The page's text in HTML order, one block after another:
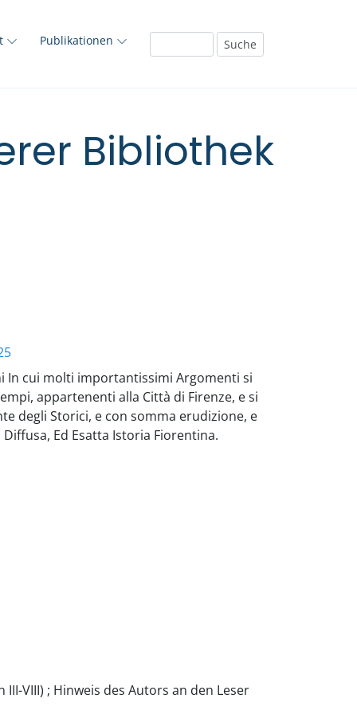
Publikationen
Bibliothek
In cui molti importantissimi Argomenti si
appartenenti alla Città di Firenze, e si
degli Storici, e con somma erudizione, e
Ed Esatta Istoria Fiorentina.
VIII) ; Hinweis des Autors an den Leser